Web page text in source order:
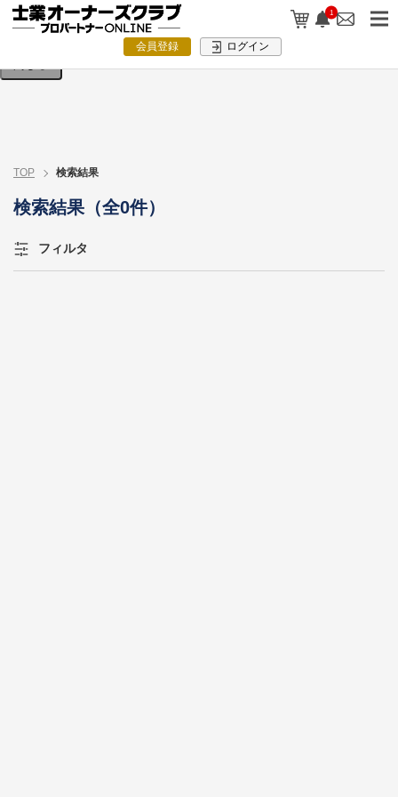
1
会員登録 ログイン
検索条件を入力してください。
TOP 検索結果
検索結果（全0件）
フィルタ